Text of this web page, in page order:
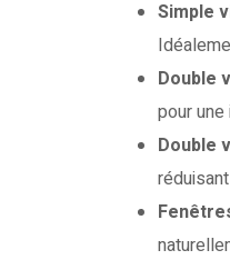
Simple
Double
pour
Double